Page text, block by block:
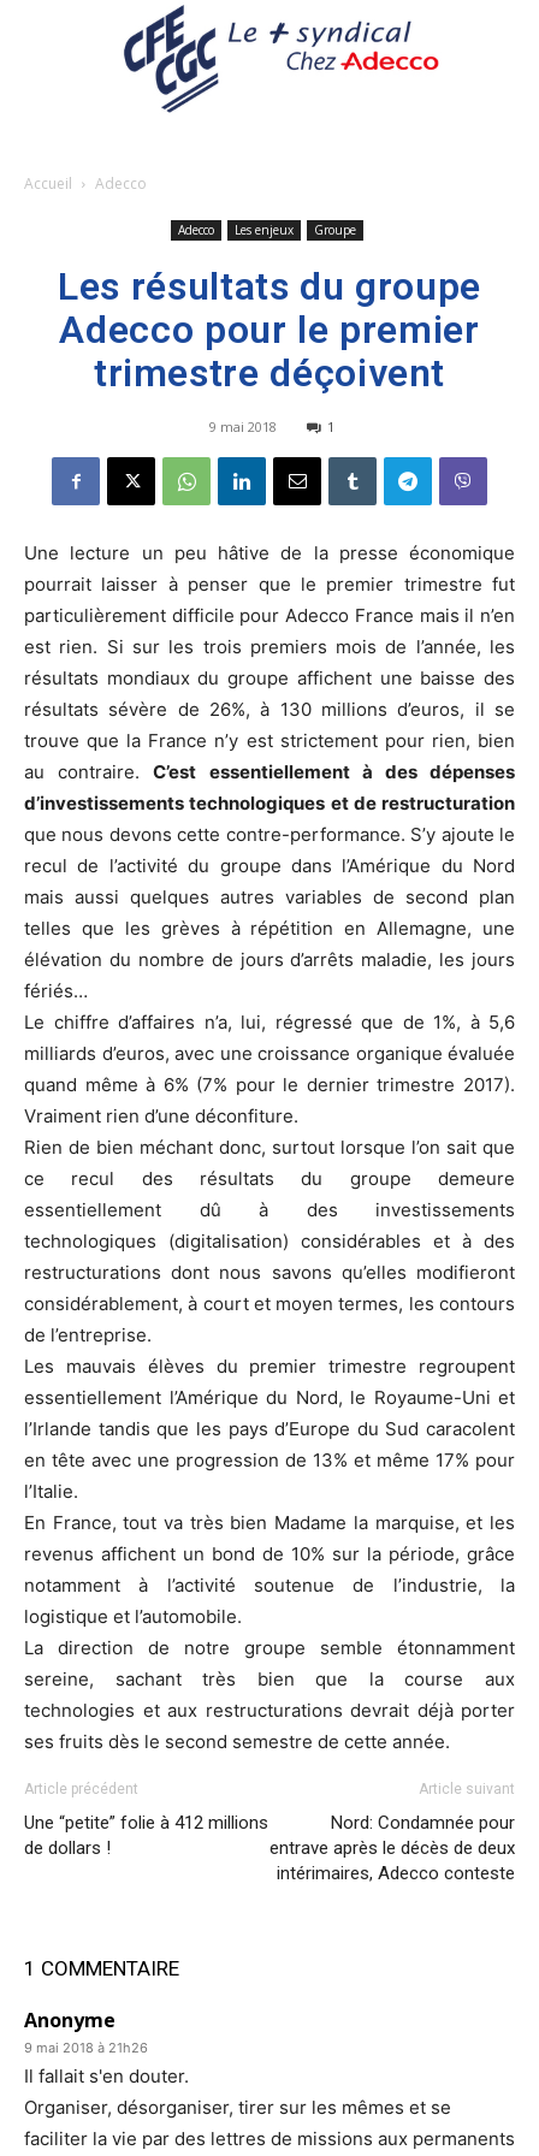
Accueil Adecco
Adecco Les enjeux Groupe
Les résultats du groupe
Adecco pour le premier
trimestre déçoivent
9 mai 2018 1
Une lecture un peu hâtive de la presse économique
pourrait laisser à penser que le premier trimestre fut
particulièrement difficile pour Adecco France mais il n’en
est rien. Si sur les trois premiers mois de l’année, les
résultats mondiaux du groupe affichent une baisse des
résultats sévère de 26%, à 130 millions d’euros, il se
trouve que la France n’y est strictement pour rien, bien
au contraire.C’est essentiellement à des dépenses
d’investissements technologiques et de restructuration
que nous devons cette contre-performance. S’y ajoute le
recul de l’activité du groupe dans l’Amérique du Nord
mais aussi quelques autres variables de second plan
telles que les grèves à répétition en Allemagne, une
élévation du nombre de jours d’arrêts maladie, les jours
fériés…
Le chiffre d’affaires n’a, lui, régressé que de 1%, à 5,6
milliards d’euros, avec une croissance organique évaluée
quand même à 6% (7% pour le dernier trimestre 2017).
Vraiment rien d’une déconfiture.
Rien de bien méchant donc, surtout lorsque l’on sait que
ce recul des résultats du groupe demeure
essentiellement dû à des investissements
technologiques (digitalisation) considérables et à des
restructurations dont nous savons qu’elles modifieront
considérablement, à court et moyen termes, les contours
de l’entreprise.
Les mauvais élèves du premier trimestre regroupent
essentiellement l’Amérique du Nord, le Royaume-Uni et
l’Irlande tandis que les pays d’Europe du Sud caracolent
en tête avec une progression de 13% et même 17% pour
l’Italie.
En France, tout va très bien Madame la marquise, et les
revenus affichent un bond de 10% sur la période, grâce
notamment à l’activité soutenue de l’industrie, la
logistique et l’automobile.
La direction de notre groupe semble étonnamment
sereine, sachant très bien que la course aux
technologies et aux restructurations devrait déjà porter
ses fruits dès le second semestre de cette année.
Article précédent
Une “petite” folie à 412 millions
de dollars !
Article suivant
Nord: Condamnée pour
entrave après le décès de deux
intérimaires, Adecco conteste
1 COMMENTAIRE
Anonyme
9 mai 2018 à 21h26
Il fallait s'en douter.
Organiser, désorganiser, tirer sur les mêmes et se
faciliter la vie par des lettres de missions aux permanents